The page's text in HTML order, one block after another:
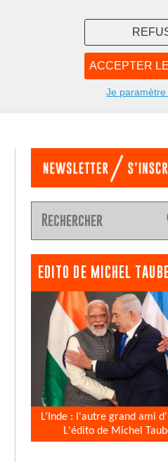
ACCEPTER
Je
EDITO DE MICHEL
L’Inde : l'autre grand ami
L'édito de Michel